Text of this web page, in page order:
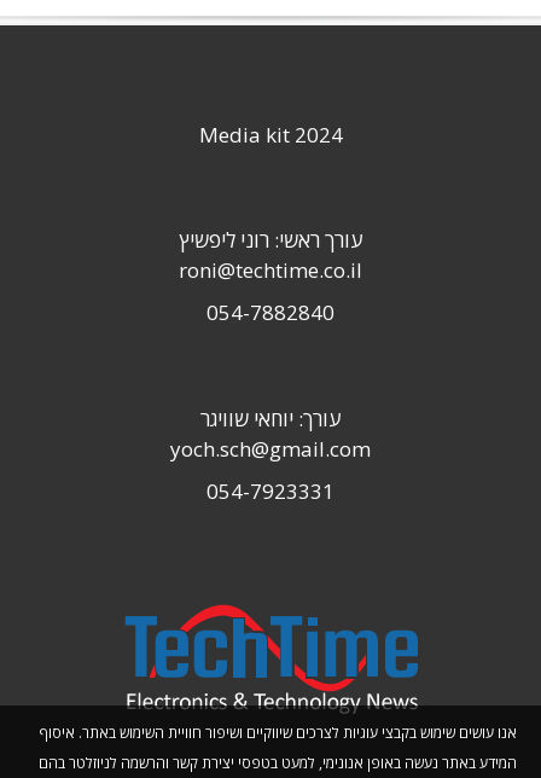
אנו עושים שימוש בקבצי עוגיות לצרכים שיווקיים ושיפור חוויית השימוש באתר. איסוף
המידע באתר נעשה באופן אנונימי, למעט בטפסי יצירת קשר והרשמה לניוזלטר בהם
Media kit 2024
עורך ראשי: רוני ליפשיץ
roni@techtime.co.il
054-7882840
עורך: יוחאי שוויגר
yoch.sch@gmail.com
054-7923331